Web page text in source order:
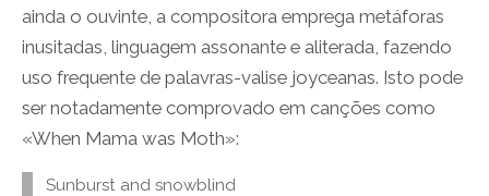
ainda o ouvinte, a compositora emprega metáforas
inusitadas, linguagem assonante e aliterada, fazendo
uso frequente de palavras-valise joyceanas. Isto pode
ser notadamente comprovado em canções como
«When Mama was Moth»:
Sunburst and snowblind